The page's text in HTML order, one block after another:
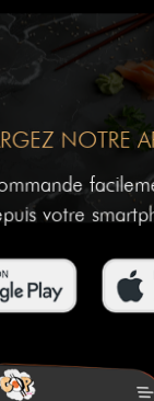
NOTRE
votre